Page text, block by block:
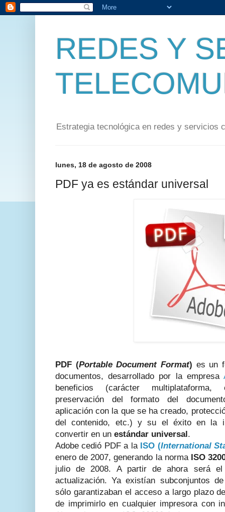
REDES Y
Estrategia tecnológica en redes y servicios
lunes, 18 de agosto de 2008
PDF ya es estándar universal
PDF (Portable Document Format) es un
documentos, desarrollado por la empresa
beneficios (carácter multiplataforma,
preservación del formato del
aplicación con la que se ha creado,
del contenido, etc.) y su el éxito en la
convertir en un estándar universal.
Adobe cedió PDF a la ISO (International
enero de 2007, generando la normaISO
julio de 2008. A partir de ahora será el
actualización. Ya existían subconjuntos
sólo garantizaban el acceso a largo plazo
de imprimirlo en cualquier impresora con